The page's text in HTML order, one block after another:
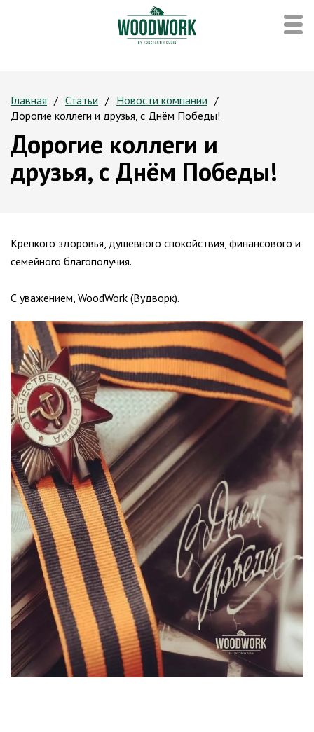
Главная Статьи
Новости компании
Дорогие коллеги и друзья, с Днём Победы!
Дорогие коллеги и
друзья, с Днём Победы!
Крепкого здоровья, душевного спокойствия, финансового и
семейного благополучия.
С уважением, WoodWork (Вудворк).